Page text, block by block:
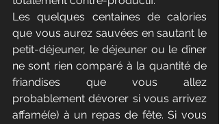
Les quelques centaines de calories
que vous aurez sauvées en sautant le
petit-déjeuner, le déjeuner ou le dîner
ne sont rien comparé à la quantité de
friandises que vous allez
probablement dévorer si vous arrivez
affamé(e) à un repas de fête. Si vous